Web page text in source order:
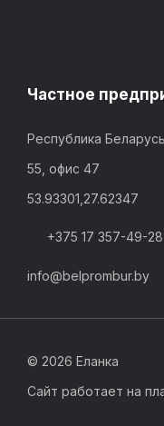
Частное
Республика
55, офис 47
53.93301,27.62347
+375 17 357-49-28
info@belprombur.by
© 2026 Еланка
Сайт работает на